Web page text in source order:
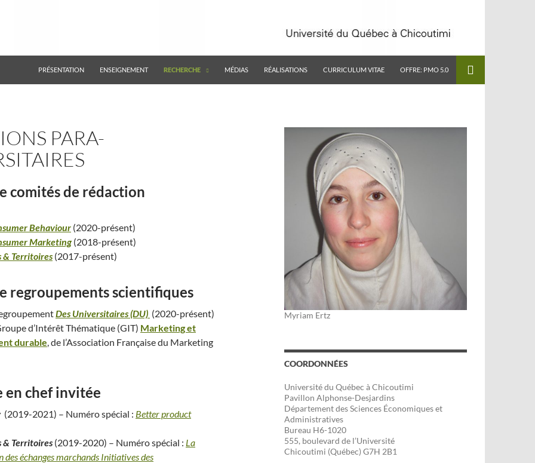
PRÉSENTATION
ENSEIGNEMENT RECHERCHE MÉDIAS RÉALISATIONS CURRICULUM VITAE OFFRE: PMO 5.0
PARA-
de comités de rédaction
Behaviour (2020-présent)
Marketing (2018-présent)
& Territoires (2017-présent)
regroupements scientifiques
Des Universitaires (DU) (2020-présent)
d’Intérêt Thématique (GIT) Marketing et
durable, de l’Association Française du Marketing
en chef invitée
(2019-2021) – Numéro spécial : Better product
& Territoires (2019-2020) – Numéro spécial : La
échanges marchands Initiatives des
Myriam Ertz
COORDONNÉES
Université du Québec à Chicoutimi
Pavillon Alphonse-Desjardins
Département des Sciences Économiques et
Administratives
Bureau H6-1020
555, boulevard de l’Université
Chicoutimi (Québec) G7H 2B1